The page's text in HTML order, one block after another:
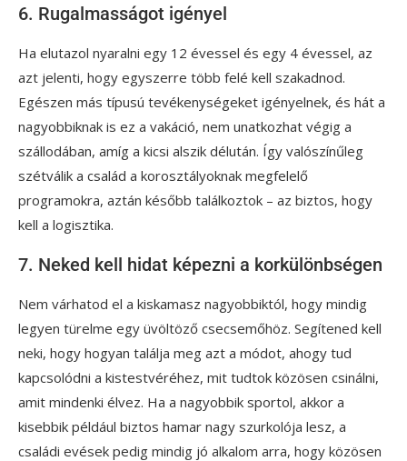
6. Rugalmasságot igényel
Ha elutazol nyaralni egy 12 évessel és egy 4 évessel, az
azt jelenti, hogy egyszerre több felé kell szakadnod.
Egészen más típusú tevékenységeket igényelnek, és hát a
nagyobbiknak is ez a vakáció, nem unatkozhat végig a
szállodában, amíg a kicsi alszik délután. Így valószínűleg
szétválik a család a korosztályoknak megfelelő
programokra, aztán később találkoztok – az biztos, hogy
kell a logisztika.
7. Neked kell hidat képezni a korkülönbségen
Nem várhatod el a kiskamasz nagyobbiktól, hogy mindig
legyen türelme egy üvöltöző csecsemőhöz. Segítened kell
neki, hogy hogyan találja meg azt a módot, ahogy tud
kapcsolódni a kistestvéréhez, mit tudtok közösen csinálni,
amit mindenki élvez. Ha a nagyobbik sportol, akkor a
kisebbik például biztos hamar nagy szurkolója lesz, a
családi evések pedig mindig jó alkalom arra, hogy közösen